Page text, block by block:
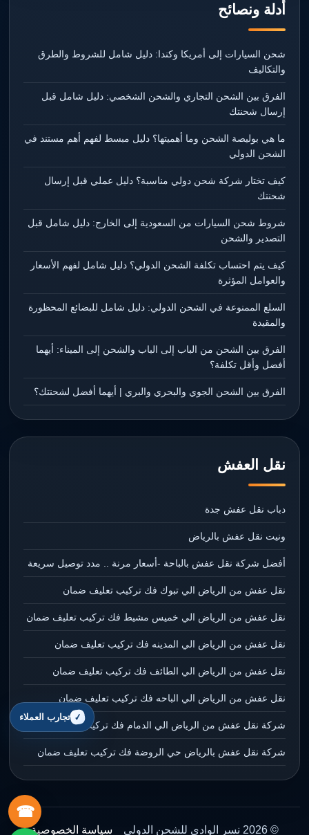
أدلة ونصائح
شحن السيارات إلى أمريكا وكندا: دليل شامل للشروط والطرق
والتكاليف
الفرق بين الشحن التجاري والشحن الشخصي: دليل شامل قبل
إرسال شحنتك
ما هي بوليصة الشحن وما أهميتها؟ دليل مبسط لفهم أهم مستند في
الشحن الدولي
كيف تختار شركة شحن دولي مناسبة؟ دليل عملي قبل إرسال
شحنتك
شروط شحن السيارات من السعودية إلى الخارج: دليل شامل قبل
التصدير والشحن
كيف يتم احتساب تكلفة الشحن الدولي؟ دليل شامل لفهم الأسعار
والعوامل المؤثرة
السلع الممنوعة في الشحن الدولي: دليل شامل للبضائع المحظورة
والمقيدة
الفرق بين الشحن من الباب إلى الباب والشحن إلى الميناء: أيهما
أفضل وأقل تكلفة؟
الفرق بين الشحن الجوي والبحري والبري | أيهما أفضل لشحنتك؟
نقل العفش
دباب نقل عفش جدة
ونيت نقل عفش بالرياض
أفضل شركة نقل عفش بالباحة -أسعار مرنة .. مدد توصيل سريعة
نقل عفش من الرياض الي تبوك فك تركيب تعليف ضمان
نقل عفش من الرياض الي خميس مشيط فك تركيب تعليف ضمان
نقل عفش من الرياض الي المدينه فك تركيب تعليف ضمان
نقل عفش من الرياض الي الطائف فك تركيب تعليف ضمان
نقل عفش من الرياض الي الباحه فك تركيب تعليف ضمان
شركة نقل عفش من الرياض الي الدمام فك تركيب تعليف ضمان
شركة نقل عفش بالرياض حي الروضة فك تركيب تعليف ضمان
© 2026 نسر الوادي للشحن الدولي سياسة الخصوصية
☎
تجارب العملاء